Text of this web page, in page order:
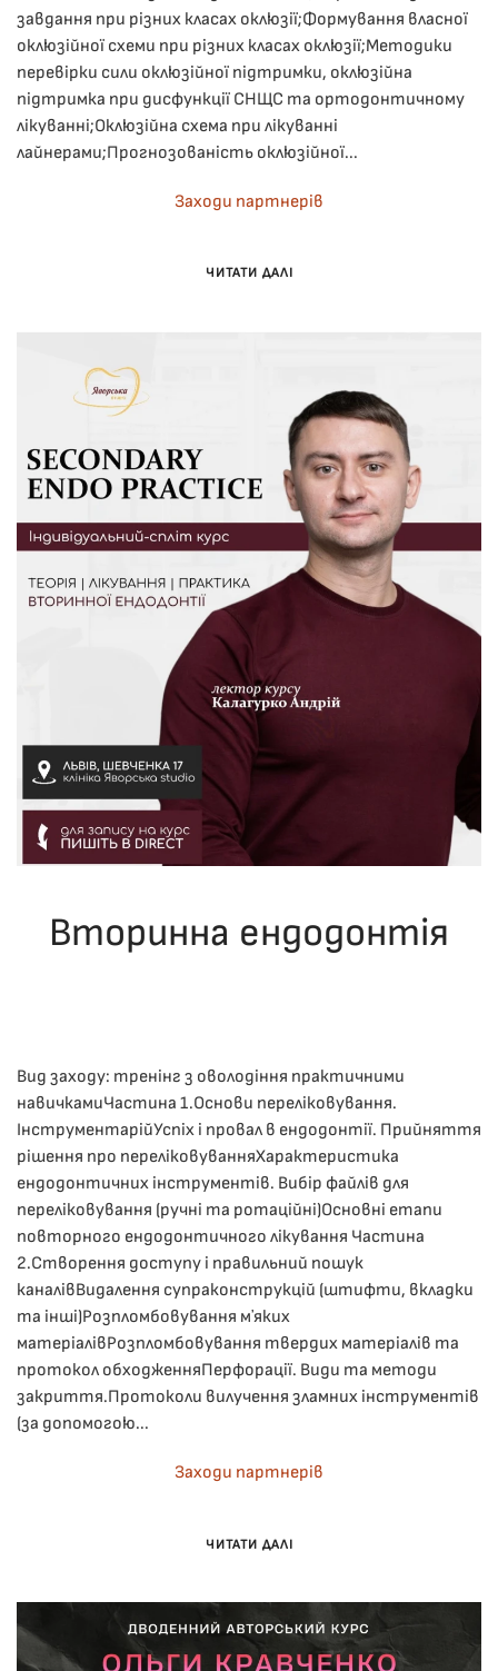
завдання при різних класах оклюзії;Формування власної
оклюзійної схеми при різних класах оклюзії;Методики
перевірки сили оклюзійної підтримки, оклюзійна
підтримка при дисфункції СНЩС та ортодонтичному
лікуванні;Оклюзійна схема при лікуванні
лайнерами;Прогнозованість оклюзійної...
Заходи партнерів
ЧИТАТИ ДАЛІ
Вторинна ендодонтія
Вид заходу: тренінг з оволодіння практичними
навичкамиЧастина 1.Основи переліковування.
ІнструментарійУспіх і провал в ендодонтії. Прийняття
рішення про переліковуванняХарактеристика
ендодонтичних інструментів. Вибір файлів для
переліковування (ручні та ротаційні)Основні етапи
повторного ендодонтичного лікування Частина
2.Створення доступу і правильний пошук
каналівВидалення супраконструкцій (штифти, вкладки
та інші)Розпломбовування мʼяких
матеріалівРозпломбовування твердих матеріалів та
протокол обходженняПерфорації. Види та методи
закриття.Протоколи вилучення зламних інструментів
(за допомогою...
Заходи партнерів
ЧИТАТИ ДАЛІ